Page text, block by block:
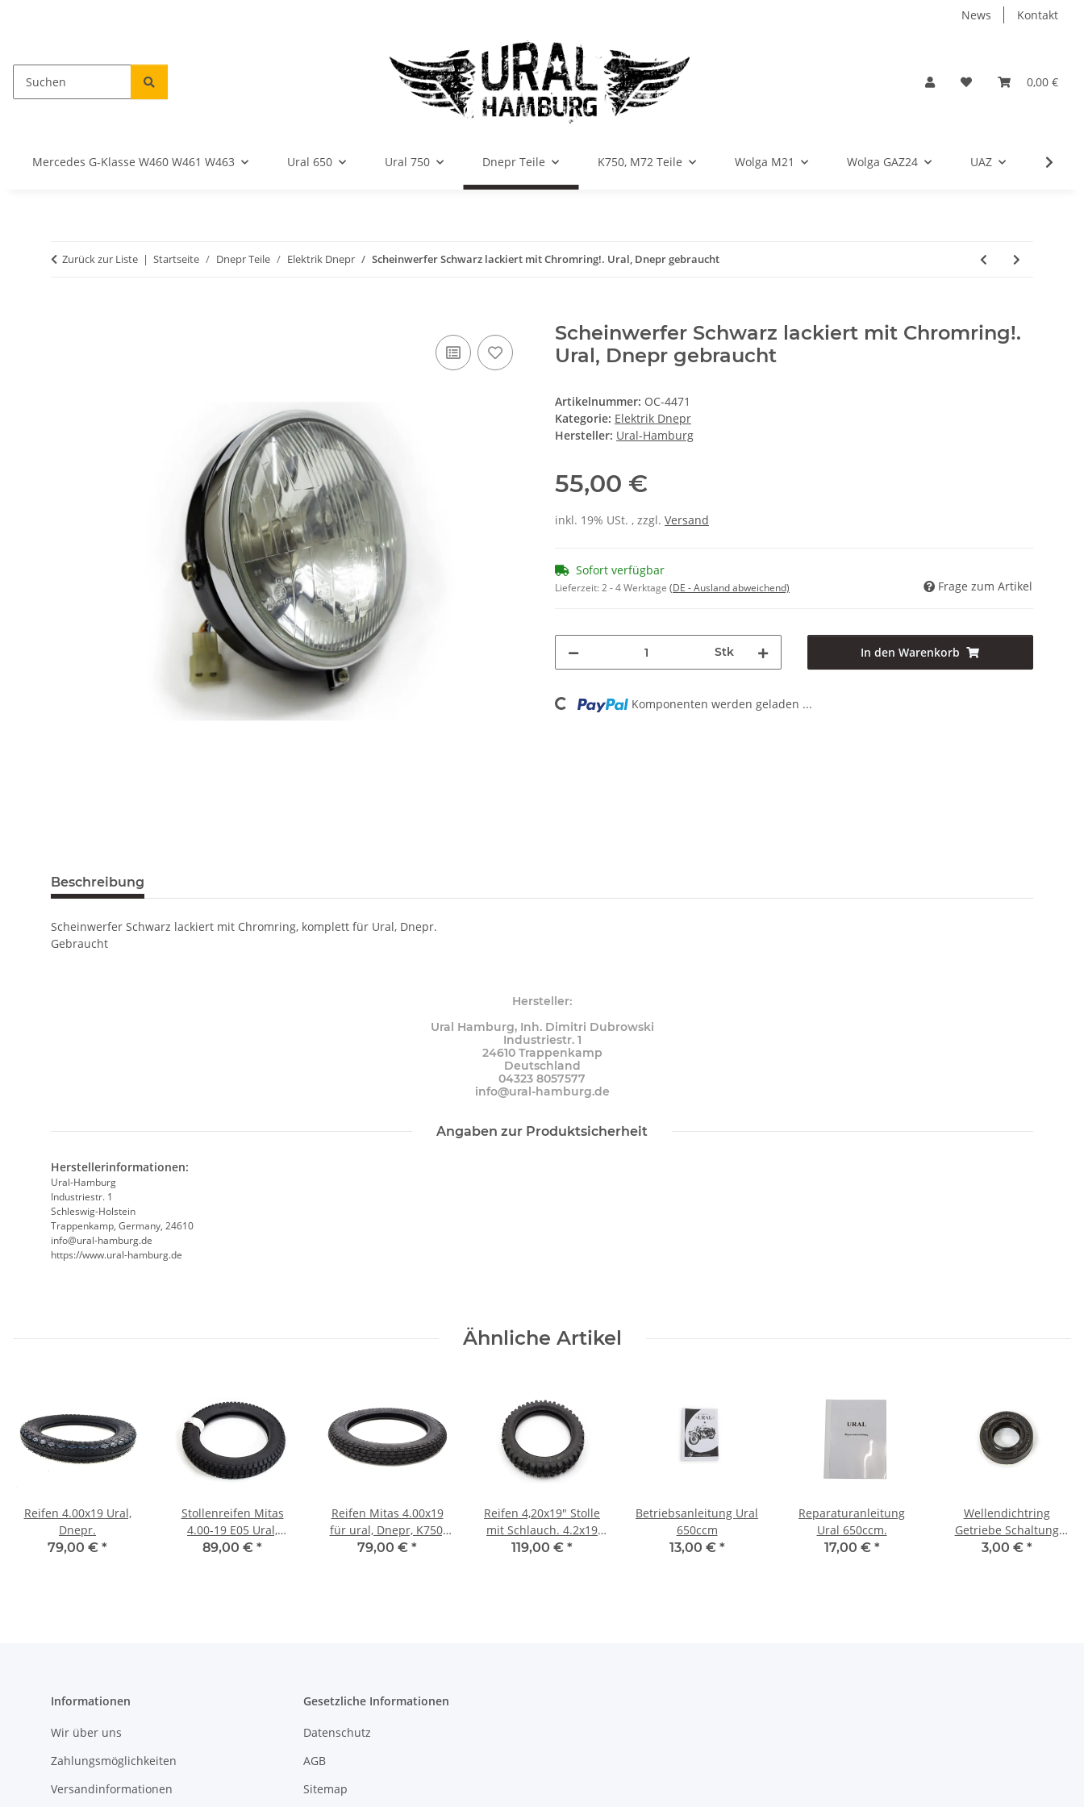
News Kontakt
0,00 €
Mercedes G-Klasse W460 W461 W463 Ural 650 Ural 750 Dnepr Teile K750, M72 Teile Wolga M21 Wolga GAZ24 UAZ
Zurück zur Liste Startseite Dnepr Teile Elektrik Dnepr Scheinwerfer Schwarz lackiert mit Chromring!. Ural, Dnepr gebraucht
Scheinwerfer Schwarz lackiert mit Chromring!.
Ural, Dnepr gebraucht
Artikelnummer: OC-4471
Kategorie: Elektrik Dnepr
Hersteller: Ural-Hamburg
55,00 €
inkl. 19% USt. , zzgl. Versand
Sofort verfügbar
Lieferzeit:2 - 4 Werktage (DE - Ausland abweichend) Frage zum Artikel
Stk In den Warenkorb
Loading... Komponenten werden geladen ...
Beschreibung
Scheinwerfer Schwarz lackiert mit Chromring, komplett für Ural, Dnepr.
Gebraucht
Hersteller:
Ural Hamburg, Inh. Dimitri Dubrowski
Industriestr. 1
24610 Trappenkamp
Deutschland
04323 8057577
info@ural-hamburg.de
Angaben zur Produktsicherheit
Herstellerinformationen:
Ural-Hamburg
Industriestr. 1
Schleswig-Holstein
Trappenkamp, Germany, 24610
info@ural-hamburg.de
https://www.ural-hamburg.de
Ähnliche Artikel
Reifen 4.00x19 Ural,
Dnepr.
79,00 € *
Stollenreifen Mitas
4.00-19 E05 Ural,
Dnepr, K750, M72.
89,00 € *
Reifen Mitas 4.00x19
für ural, Dnepr, K750,
M72.
79,00 € *
Reifen 4,20x19" Stolle
mit Schlauch. 4.2x19
Cross Ural Dnepr K750
119,00 € *
Betriebsanleitung Ural
650ccm
13,00 € *
Reparaturanleitung
Ural 650ccm.
17,00 € *
Wellendichtring
Getriebe Schaltung
Ural.
3,00 € *
Informationen
Wir über uns
Zahlungsmöglichkeiten
Versandinformationen
Gesetzliche Informationen
Datenschutz
AGB
Sitemap